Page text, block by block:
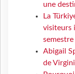
une
La
visiteurs
Abigail
de